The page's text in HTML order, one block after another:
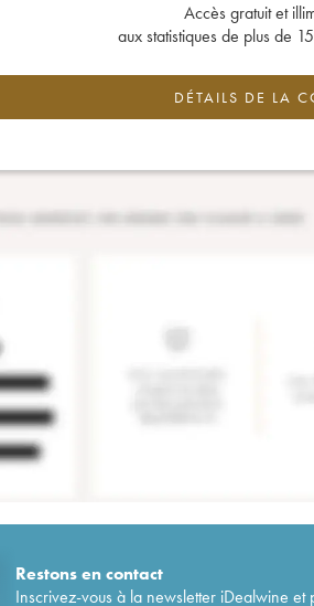
Accès gratuit et
aux statistiques de plus de
DÉTAILS DE LA
Restons encontact
Inscrivez-vous à la newsletter iDealwine